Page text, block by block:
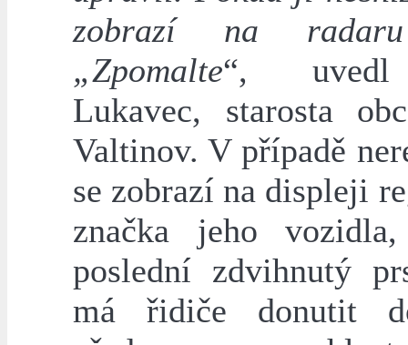
zobrazí na
„Zpomalte“, uvedl
Lukavec, starosta
Valtinov. V případě
se zobrazí na displeji
značka jeho
poslední zdvihnutý
má řidiče donutit